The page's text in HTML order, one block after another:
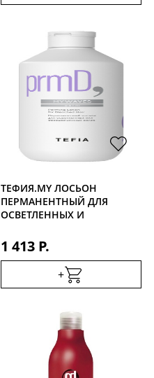
ТЕФИЯ.MY ЛОСЬОН
ПЕРМАНЕНТНЫЙ ДЛЯ
ОСВЕТЛЕННЫХ И
500 МЛ
1 413 Р.
+